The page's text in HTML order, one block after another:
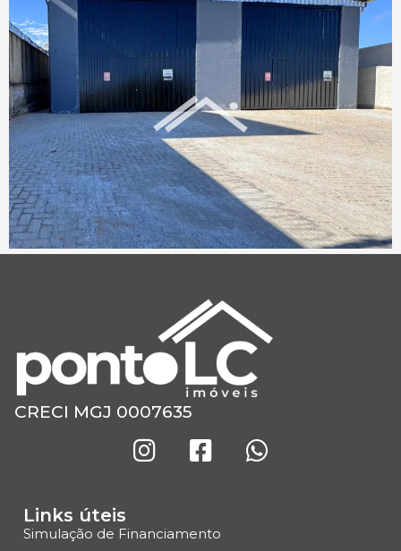
CRECI MGJ 0007635
Links úteis
Simulação de Financiamento